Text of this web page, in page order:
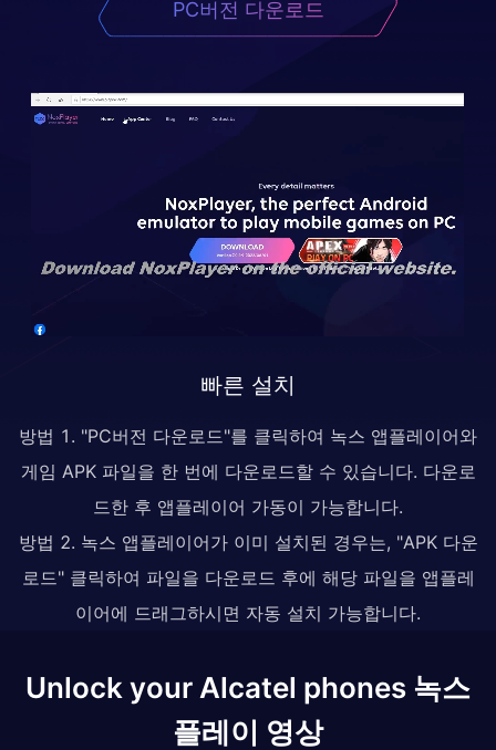
PC버전 다운로드
빠른 설치
방법 1. "PC버전 다운로드"를 클릭하여 녹스 앱플레이어와
게임 APK 파일을 한 번에 다운로드할 수 있습니다. 다운로
드한 후 앱플레이어 가동이 가능합니다.
방법 2. 녹스 앱플레이어가 이미 설치된 경우는, "APK 다운
로드" 클릭하여 파일을 다운로드 후에 해당 파일을 앱플레
이어에 드래그하시면 자동 설치 가능합니다.
Unlock your Alcatel phones 녹스
플레이 영상